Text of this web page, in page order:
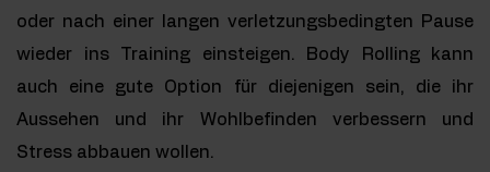
oder nach einer langen verletzungsbedingten Pause
wieder ins Training einsteigen. Body Rolling kann
auch eine gute Option für diejenigen sein, die ihr
Aussehen und ihr Wohlbefinden verbessern und
Stress abbauen wollen.